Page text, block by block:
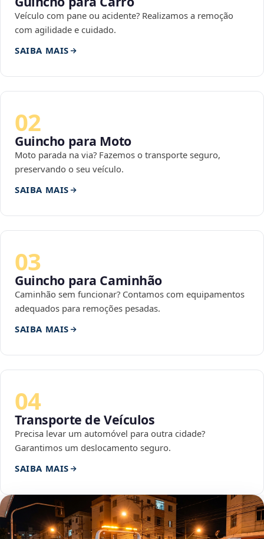
Veículo com pane ou acidente? Realizamos a remoção
com agilidade e cuidado.
SAIBA MAIS
02
Guincho para Moto
Moto parada na via? Fazemos o transporte seguro,
preservando o seu veículo.
SAIBA MAIS
03
Guincho para Caminhão
Caminhão sem funcionar? Contamos com equipamentos
adequados para remoções pesadas.
SAIBA MAIS
04
Transporte de Veículos
Precisa levar um automóvel para outra cidade?
Garantimos um deslocamento seguro.
SAIBA MAIS